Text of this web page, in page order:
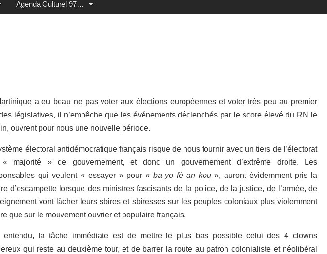
Agenda Culturel 97…
a eu beau ne pas voter aux élections européennes et voter très peu au premier
législatives, il n’empêche que les événements déclenchés par le score élevé du RN le
, ouvrent pour nous une nouvelle période.
électoral antidémocratique français risque de nous fournir avec un tiers de l’électorat
« majorité » de gouvernement, et donc un gouvernement d’extrême droite. Les
qui veulent« essayer»pour « ba yo fè an kou», auront évidemment pris la
d’escampette lorsque des ministres fascisants de la police, de la justice, de l’armée, de
vont lâcher leurs sbires et sbiresses sur les peuples coloniaux plus violemment
que sur le mouvement ouvrier et populaire français.
entendu, la tâche immédiate est de mettre le plus bas possible celui des 4 clowns
qui reste au deuxième tour, et de barrer la route au patron colonialiste et néolibéral